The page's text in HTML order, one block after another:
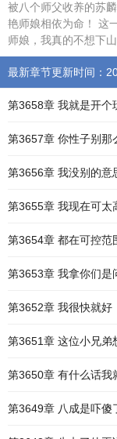
被八个师父收养的苏
艳师娘相依为命！ 这
师娘，我真的不想下
最新章节更新时间：
第3658章 我就是开个
第3657章 你性子别那
第3656章 我没别的意
第3655章 我现在可太
第3654章 都在可控范
第3653章 我拿你们是
第3652章 我很快就好
第3651章 这位小兄弟
第3650章 有什么话我
第3649章 八成是吓傻